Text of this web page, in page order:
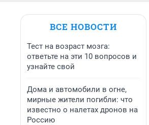
ВСЕ НОВОСТИ
Тест на возраст мозга:
ответьте на эти 10 вопросов и
узнайте свой
Дома и автомобили в огне,
мирные жители погибли: что
известно о налетах дронов на
Россию